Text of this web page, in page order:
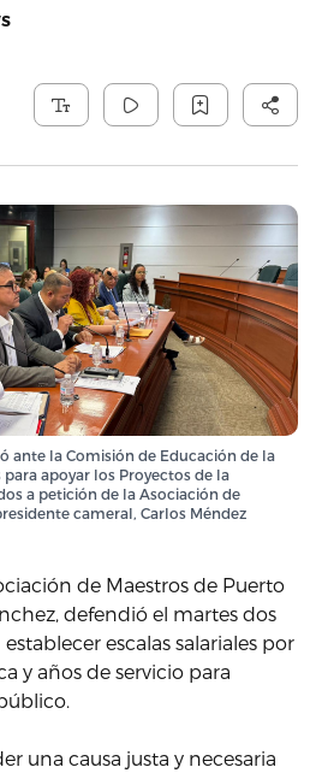
ante la Comisión de Educación de la
apoyar los Proyectos de la
a petición de la Asociación de
cameral, Carlos Méndez
de Maestros de Puerto
defendió el martes dos
escalas salariales por
y años de servicio para
una causa justa y necesaria